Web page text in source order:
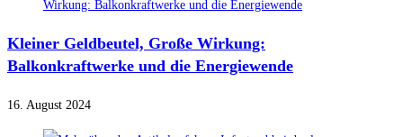
Kleiner Geldbeutel, Große Wirkung:
Balkonkraftwerke und die Energiewende
16. August 2024